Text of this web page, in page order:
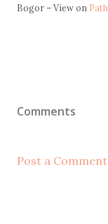
Bogor – View on Path
Comments
Post a Comment